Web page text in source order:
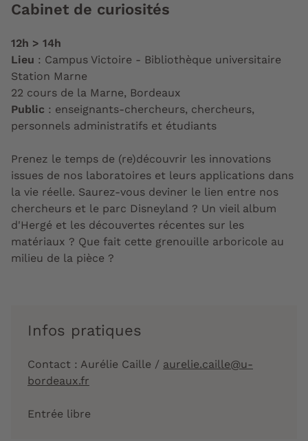
Cabinet de curiosités
12h > 14h
Lieu : Campus Victoire - Bibliothèque universitaire
Station Marne
22 cours de la Marne, Bordeaux
Public : enseignants-chercheurs, chercheurs,
personnels administratifs et étudiants
Prenez le temps de (re)découvrir les innovations
issues de nos laboratoires et leurs applications dans
la vie réelle. Saurez-vous deviner le lien entre nos
chercheurs et le parc Disneyland ? Un vieil album
d'Hergé et les découvertes récentes sur les
matériaux ? Que fait cette grenouille arboricole au
milieu de la pièce ?
Infos pratiques
Contact : Aurélie Caille / aurelie.caille@u-
bordeaux.fr
Entrée libre